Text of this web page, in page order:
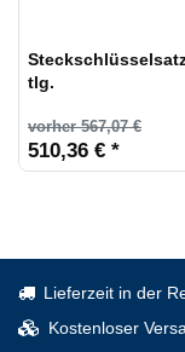
tlg.
vorher 567,07 €
510,36 € *
Lieferzeit in der
Kostenloser